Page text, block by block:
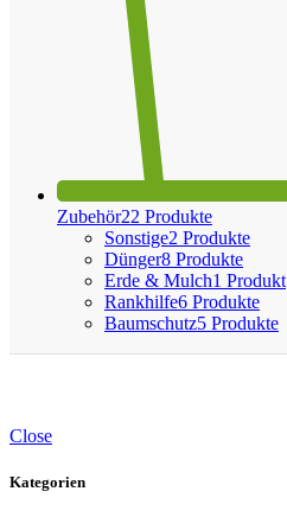
Zubehör22 Produkte
Sonstige2 Produkte
Dünger8 Produkte
Erde & Mulch1 Produkt
Rankhilfe6 Produkte
Baumschutz5 Produkte
Close
Kategorien